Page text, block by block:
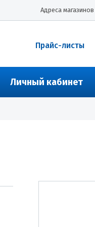
Адреса магазинов
Прайс-листы
Личный кабинет